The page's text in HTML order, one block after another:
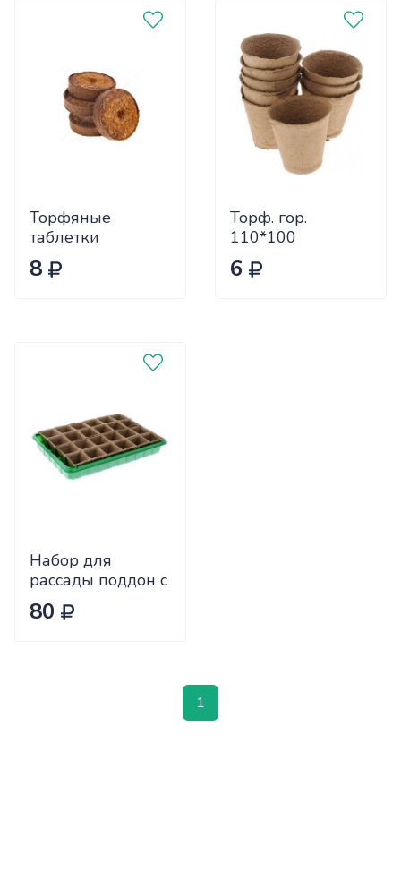
Торфяные
таблетки
Ellepress 36 мм.
(1500 шт.)
8
Торф. гор.
110*100
6
Набор для
рассады поддон с
торфяными
горшочками 24шт
80
1